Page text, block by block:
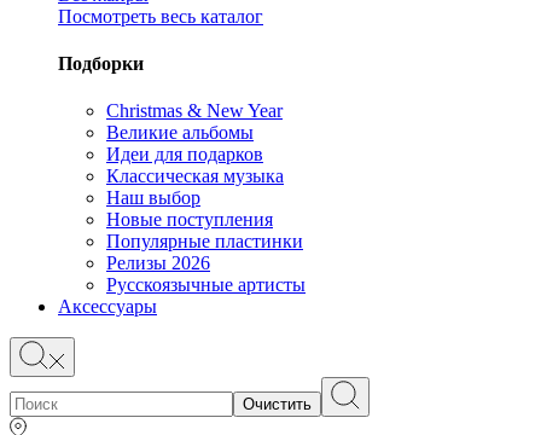
Посмотреть весь каталог
Подборки
Christmas & New Year
Великие альбомы
Идеи для подарков
Классическая музыка
Наш выбор
Новые поступления
Популярные пластинки
Релизы 2026
Русскоязычные артисты
Аксессуары
Очистить